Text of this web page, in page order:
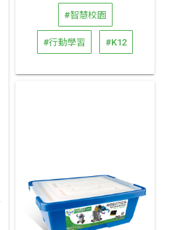
#智慧校園
#行動學習 #K12